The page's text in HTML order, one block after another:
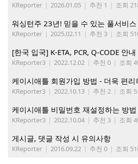
KReporter | 2026.01.05 | 추천 1 | 조회
워싱턴주 23년! 믿을 수 있는 풀서비
KReporter | 2025.02.11 | 추천 3 | 조회
[한국 입국] K-ETA, PCR, Q-CODE 안내
KReporter3 | 2022.12.02 | 추천 0 | 조회
케이시애틀 회원가입 방법 - 더욱 편
KReporter3 | 2022.10.13 | 추천 2 | 조회
케이시애틀 비밀번호 재설정하는 방법
KReporter3 | 2022.10.04 | 추천 3 | 조회
게시글, 댓글 작성 시 유의사항
KReporter | 2016.09.22 | 추천 0 | 조회